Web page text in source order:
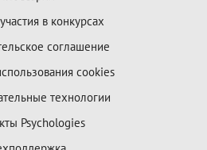
в конкурсах
соглашение
cookies
технологии
Psychologies